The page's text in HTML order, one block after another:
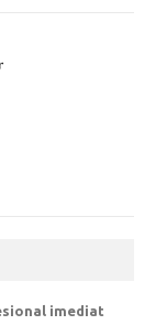
imediat